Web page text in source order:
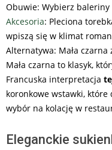
Obuwie: Wybierz baleriny
Akcesoria: Pleciona
wpiszą się w klimat
Alternatywa: Mała czarna
Mała czarna to klasyk,
Francuska interpretacja
koronkowe wstawki,
wybór na kolację w
Eleganckie